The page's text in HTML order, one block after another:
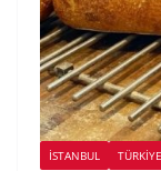
İSTANBUL TÜRKIYE